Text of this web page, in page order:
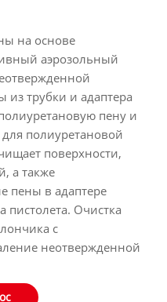
на основе
аэрозольный
трубки и адаптера
пену и
полиуретановой
поверхности,
а также
пены в адаптере
пистолета. Очистка
с
неотвержденной